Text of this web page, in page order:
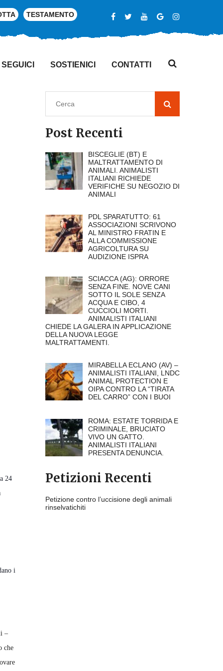
TESTAMENTO
SEGUICI SOSTIENICI CONTATTI
24
i
–
che
Post Recenti
BISCEGLIE (BT) E
MALTRATTAMENTO DI
ANIMALI. ANIMALISTI
ITALIANI RICHIEDE
VERIFICHE SU NEGOZIO DI
ANIMALI
PDL SPARATUTTO: 61
ASSOCIAZIONI SCRIVONO
AL MINISTRO FRATIN E
ALLA COMMISSIONE
AGRICOLTURA SU
AUDIZIONE ISPRA
SCIACCA (AG): ORRORE
SENZA FINE. NOVE CANI
SOTTO IL SOLE SENZA
ACQUA E CIBO, 4
CUCCIOLI MORTI.
ANIMALISTI ITALIANI
CHIEDE LA GALERA IN APPLICAZIONE
DELLA NUOVA LEGGE
MALTRATTAMENTI.
MIRABELLA ECLANO (AV) –
ANIMALISTI ITALIANI, LNDC
ANIMAL PROTECTION E
OIPA CONTRO LA “TIRATA
DEL CARRO” CON I BUOI
ROMA: ESTATE TORRIDA E
CRIMINALE, BRUCIATO
VIVO UN GATTO.
ANIMALISTI ITALIANI
PRESENTA DENUNCIA.
Petizioni Recenti
Petizione contro l’uccisione degli animali
rinselvatichiti